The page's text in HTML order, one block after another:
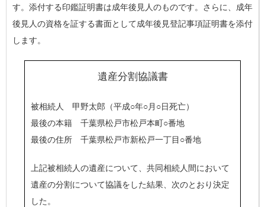
す。添付する印鑑証明書は成年後見人のものです。さらに、成年
後見人の資格を証する書面として成年後見登記事項証明書を添付
します。
遺産分割協議書
被相続人 甲野太郎（平成○年○月○日死亡）
最後の本籍 千葉県松戸市松戸本町○番地
最後の住所 千葉県松戸市新松戸一丁目○番地
上記被相続人の遺産について、共同相続人間において
遺産の分割について協議をした結果、次のとおり決定
した。